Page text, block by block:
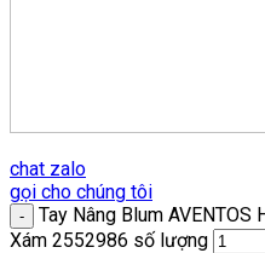
chat zalo
gọi cho chúng tôi
Tay Nâng Blum
Xám 2552986 số lượng